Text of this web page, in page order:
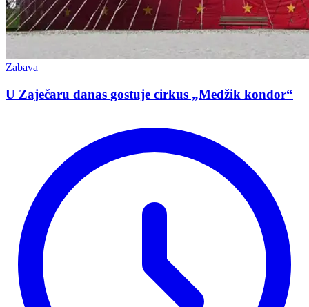
Zabava
U Zaječaru danas gostuje cirkus „Medžik kondor“